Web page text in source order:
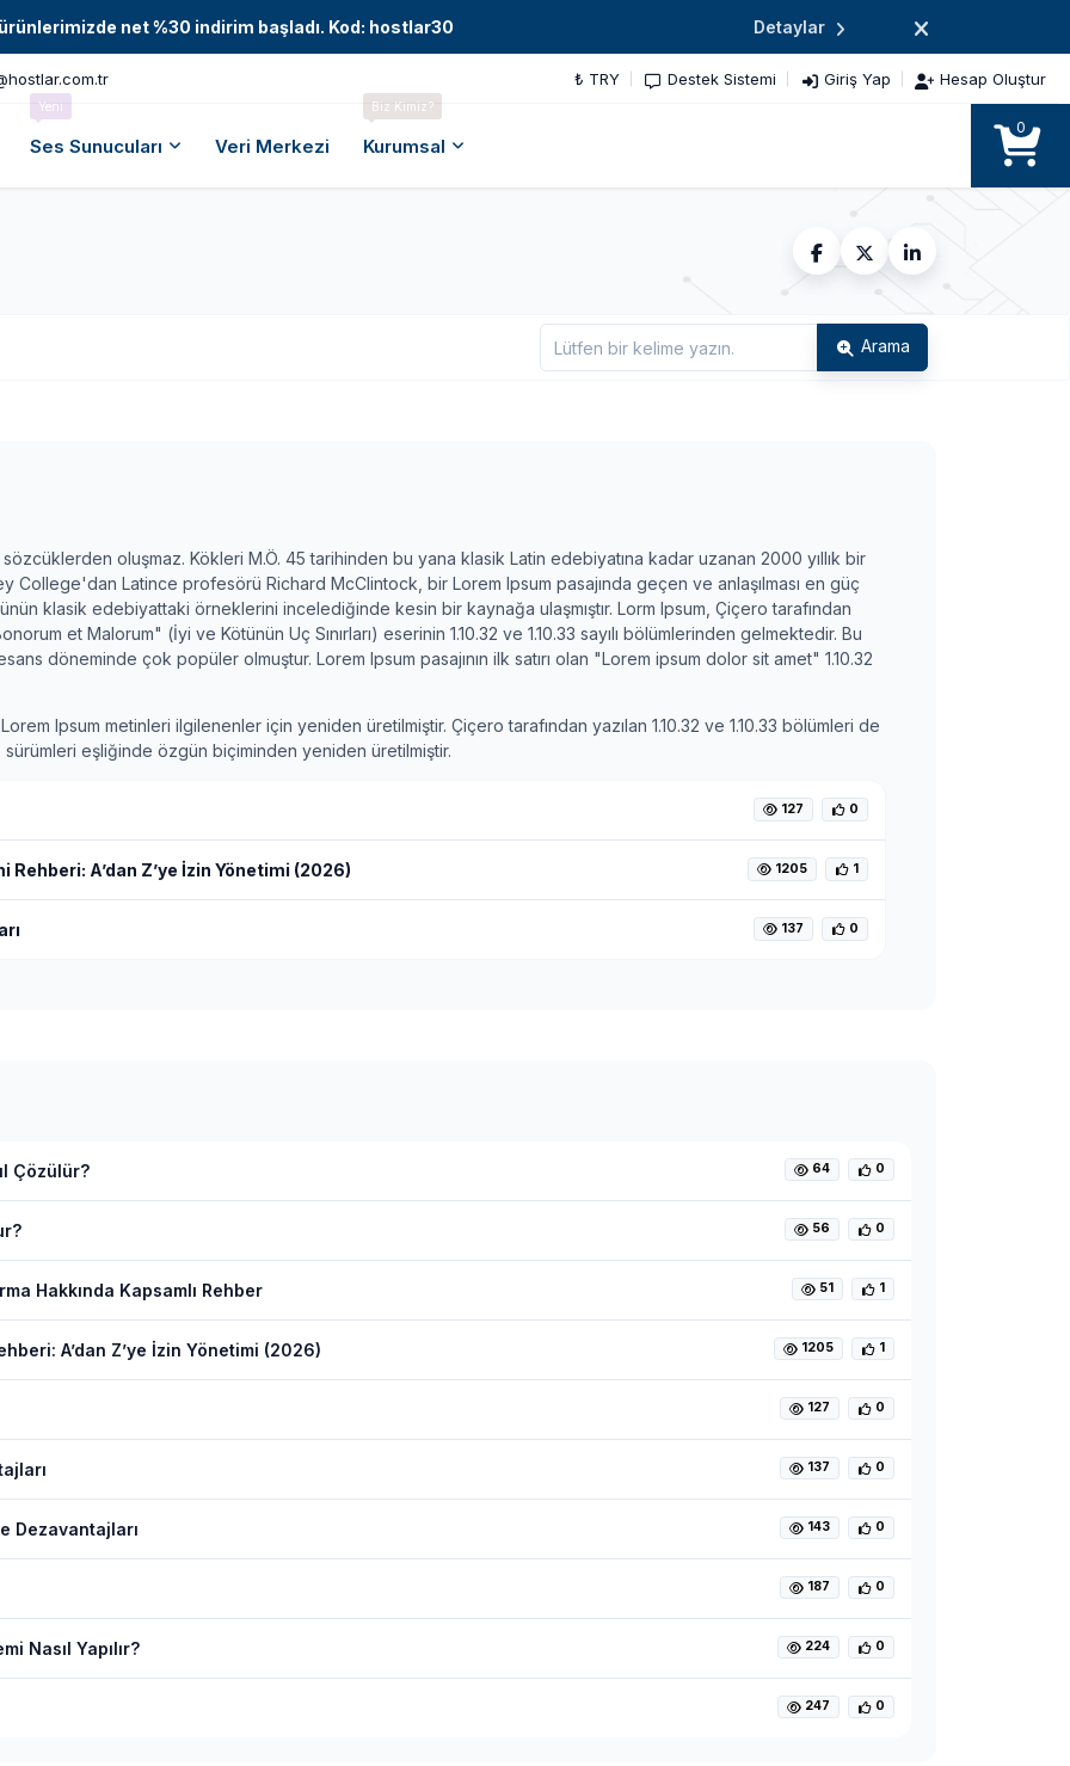
ürünlerimizde net %30 indirim başladı. Kod: hostlar30 Detaylar
₺ TRY Destek Sistemi Giriş Yap Hesap Oluştur
Yeni
Ses Sunucuları Veri Merkezi
Biz Kimiz?
Kurumsal
0
Arama
oluşmaz. Kökleri M.Ö. 45 tarihinden bu yana klasik Latin edebiyatına kadar uzanan 2000 yıllık bir
College'dan Latince profesörü Richard McClintock, bir Lorem Ipsum pasajında geçen ve anlaşılması en güç
klasik edebiyattaki örneklerini incelediğinde kesin bir kaynağa ulaşmıştır. Lorm Ipsum, Çiçero tarafından
et Malorum" (İyi ve Kötünün Uç Sınırları) eserinin 1.10.32 ve 1.10.33 sayılı bölümlerinden gelmektedir. Bu
döneminde çok popüler olmuştur. Lorem Ipsum pasajının ilk satırı olan "Lorem ipsum dolor sit amet" 1.10.32
Ipsum metinleri ilgilenenler için yeniden üretilmiştir. Çiçero tarafından yazılan 1.10.32 ve 1.10.33 bölümleri de
sürümleri eşliğinde özgün biçiminden yeniden üretilmiştir.
127 0
A’dan Z’ye İzin Yönetimi (2026) 1205 1
137 0
Çözülür? 64 0
56 0
Hakkında Kapsamlı Rehber 51 1
A’dan Z’ye İzin Yönetimi (2026) 1205 1
127 0
137 0
Dezavantajları 143 0
187 0
Nasıl Yapılır? 224 0
247 0